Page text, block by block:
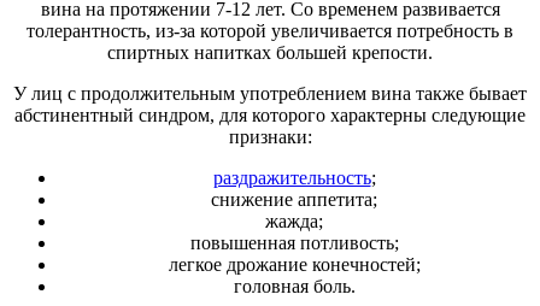
вина на протяжении 7-12 лет. Со временем развивается
толерантность, из-за которой увеличивается потребность в
спиртных напитках большей крепости.
У лиц с продолжительным употреблением вина также бывает
абстинентный синдром, для которого характерны следующие
признаки:
раздражительность;
снижение аппетита;
жажда;
повышенная потливость;
легкое дрожание конечностей;
головная боль.